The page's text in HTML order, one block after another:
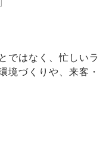
はなく、忙しい
境づくりや、来客